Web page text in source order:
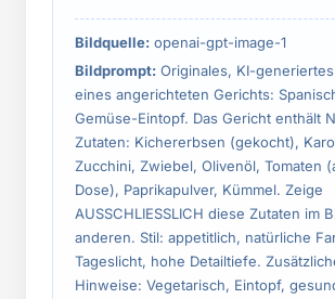
Bildquelle: openai-gpt-image-1
Bildprompt: Originales, KI-
eines angerichteten Gerichts:
Gemüse-Eintopf. Das Gericht enthält
Zutaten: Kichererbsen (gekocht),
Zucchini, Zwiebel, Olivenöl, Tomaten
Dose), Paprikapulver, Kümmel. Zeige
AUSSCHLIESSLICH diese Zutaten im
anderen. Stil: appetitlich, natürliche
Tageslicht, hohe Detailtiefe.
Hinweise: Vegetarisch, Eintopf,